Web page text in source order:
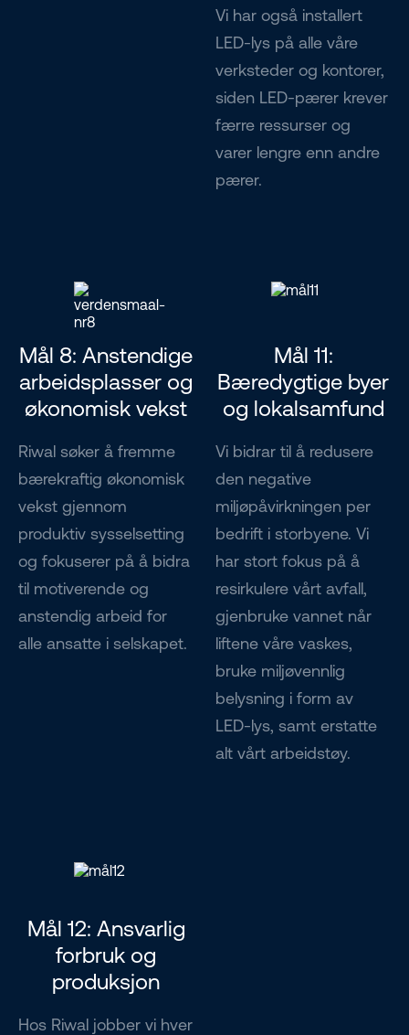
Vi har også installert
LED-lys på alle våre
verksteder og kontorer,
siden LED-pærer krever
færre ressurser og
varer lengre enn andre
pærer.
Mål 8: Anstendige
arbeidsplasser og
økonomisk vekst
Riwal søker å fremme
bærekraftig økonomisk
vekst gjennom
produktiv sysselsetting
og fokuserer på å bidra
til motiverende og
anstendig arbeid for
alle ansatte i selskapet.
Mål 11:
Bæredygtige byer
og lokalsamfund
Vi bidrar til å redusere
den negative
miljøpåvirkningen per
bedrift i storbyene. Vi
har stort fokus på å
resirkulere vårt avfall,
gjenbruke vannet når
liftene våre vaskes,
bruke miljøvennlig
belysning i form av
LED-lys, samt erstatte
alt vårt arbeidstøy.
Mål 12: Ansvarlig
forbruk og
produksjon
Hos Riwal jobber vi hver